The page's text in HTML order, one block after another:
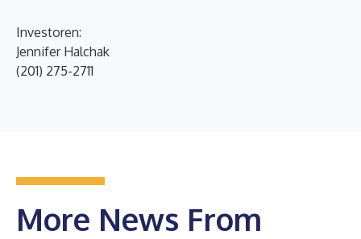
Investoren:
Jennifer Halchak
(201) 275-2711
More News From